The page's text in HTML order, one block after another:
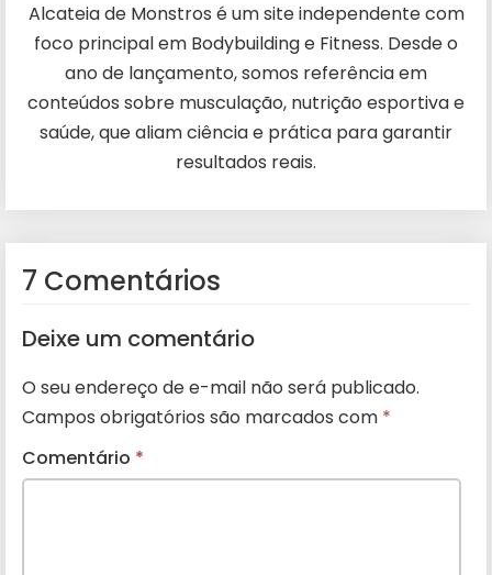
Alcateia de Monstros é um site independente com
foco principal em Bodybuilding e Fitness. Desde o
ano de lançamento, somos referência em
conteúdos sobre musculação, nutrição esportiva e
saúde, que aliam ciência e prática para garantir
resultados reais.
7 Comentários
Deixe um comentário
O seu endereço de e-mail não será publicado.
Campos obrigatórios são marcados com *
Comentário *